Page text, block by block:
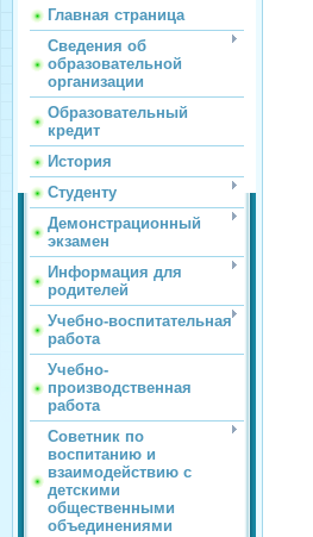
Главная страница
Сведения об
образовательной
организации
Образовательный
кредит
История
Студенту
Демонстрационный
экзамен
Информация для
родителей
Учебно-воспитательная
работа
Учебно-
производственная
работа
Советник по
воспитанию и
взаимодействию с
детскими
общественными
объединениями